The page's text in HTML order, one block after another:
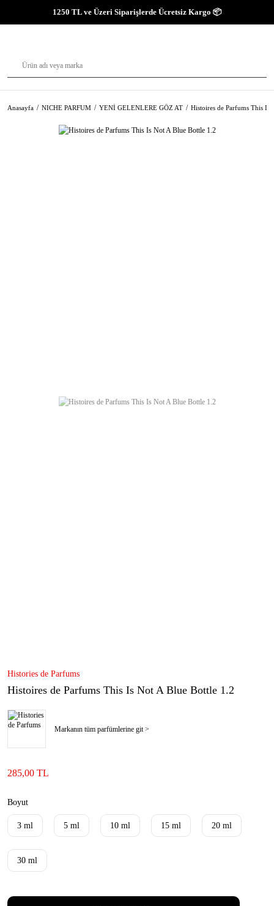
1250 TL ve Üzeri Siparişlerde Ücretsiz Kargo 📦
Anasayfa NICHE PARFUM YENİ GELENLERE GÖZ AT Histoires de Parfums This Is
Histories de Parfums
Histoires de Parfums This Is Not A Blue Bottle 1.2
Markanın tüm parfümlerine git >
285,00 TL
Boyut
3 ml 5 ml 10 ml 15 ml 20 ml
30 ml